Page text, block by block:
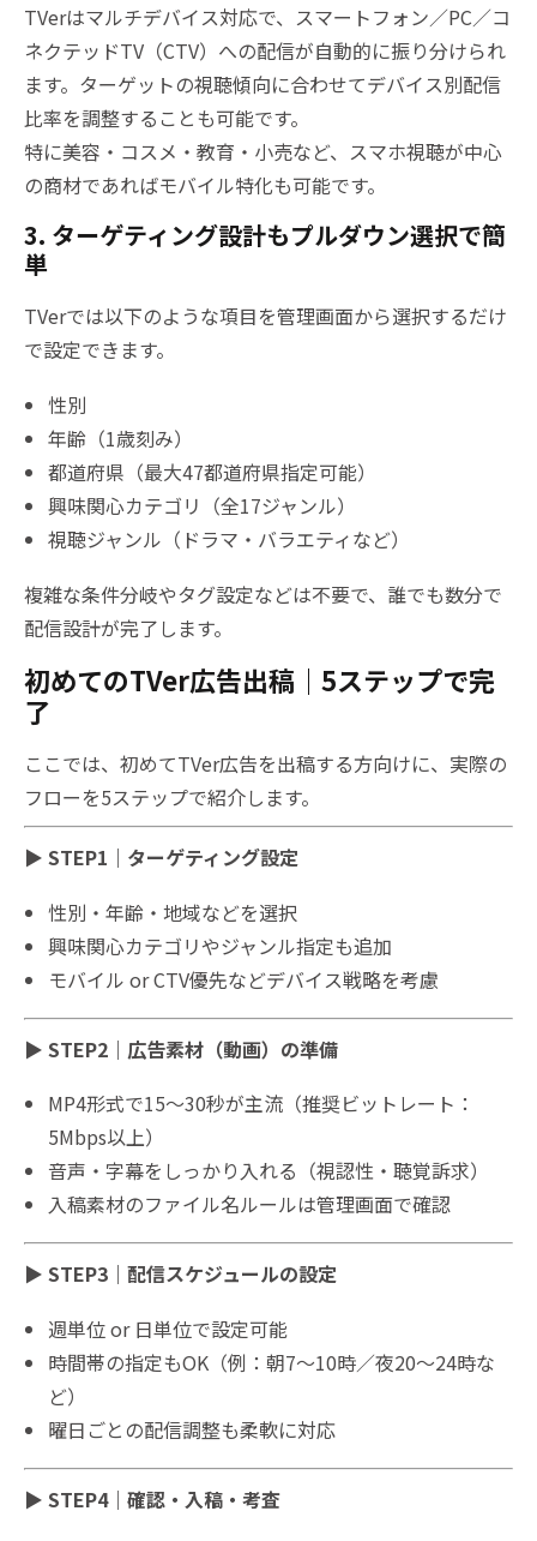
TVerはマルチデバイス対応で、スマートフォン／PC／コ
ネクテッドTV（CTV）への配信が自動的に振り分けられ
ます。ターゲットの視聴傾向に合わせてデバイス別配信
比率を調整することも可能です。
特に美容・コスメ・教育・小売など、スマホ視聴が中心
の商材であればモバイル特化も可能です。
3. ターゲティング設計もプルダウン選択で簡
単
TVerでは以下のような項目を管理画面から選択するだけ
で設定できます。
性別
年齢（1歳刻み）
都道府県（最大47都道府県指定可能）
興味関心カテゴリ（全17ジャンル）
視聴ジャンル（ドラマ・バラエティなど）
複雑な条件分岐やタグ設定などは不要で、誰でも数分で
配信設計が完了します。
初めてのTVer広告出稿｜5ステップで完
了
ここでは、初めてTVer広告を出稿する方向けに、実際の
フローを5ステップで紹介します。
▶ STEP1｜ターゲティング設定
性別・年齢・地域などを選択
興味関心カテゴリやジャンル指定も追加
モバイル or CTV優先などデバイス戦略を考慮
▶ STEP2｜広告素材（動画）の準備
MP4形式で15〜30秒が主流（推奨ビットレート：
5Mbps以上）
音声・字幕をしっかり入れる（視認性・聴覚訴求）
入稿素材のファイル名ルールは管理画面で確認
▶ STEP3｜配信スケジュールの設定
週単位 or 日単位で設定可能
時間帯の指定もOK（例：朝7〜10時／夜20〜24時な
ど）
曜日ごとの配信調整も柔軟に対応
▶ STEP4｜確認・入稿・考査